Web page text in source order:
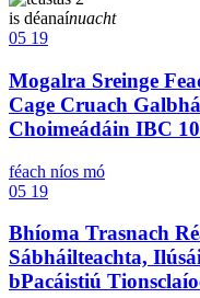
is déanaínuacht
05 19
Mogalra Sreinge
Cage Cruach
Choimeádáin IBC
féach níos mó
05 19
Bhíoma Trasnach
Sábháilteachta,
bPacáistiú